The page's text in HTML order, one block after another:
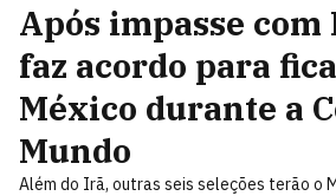
Após impasse com
faz acordo para
México durante a
Mundo
Além do Irã, outras seis seleções terão o